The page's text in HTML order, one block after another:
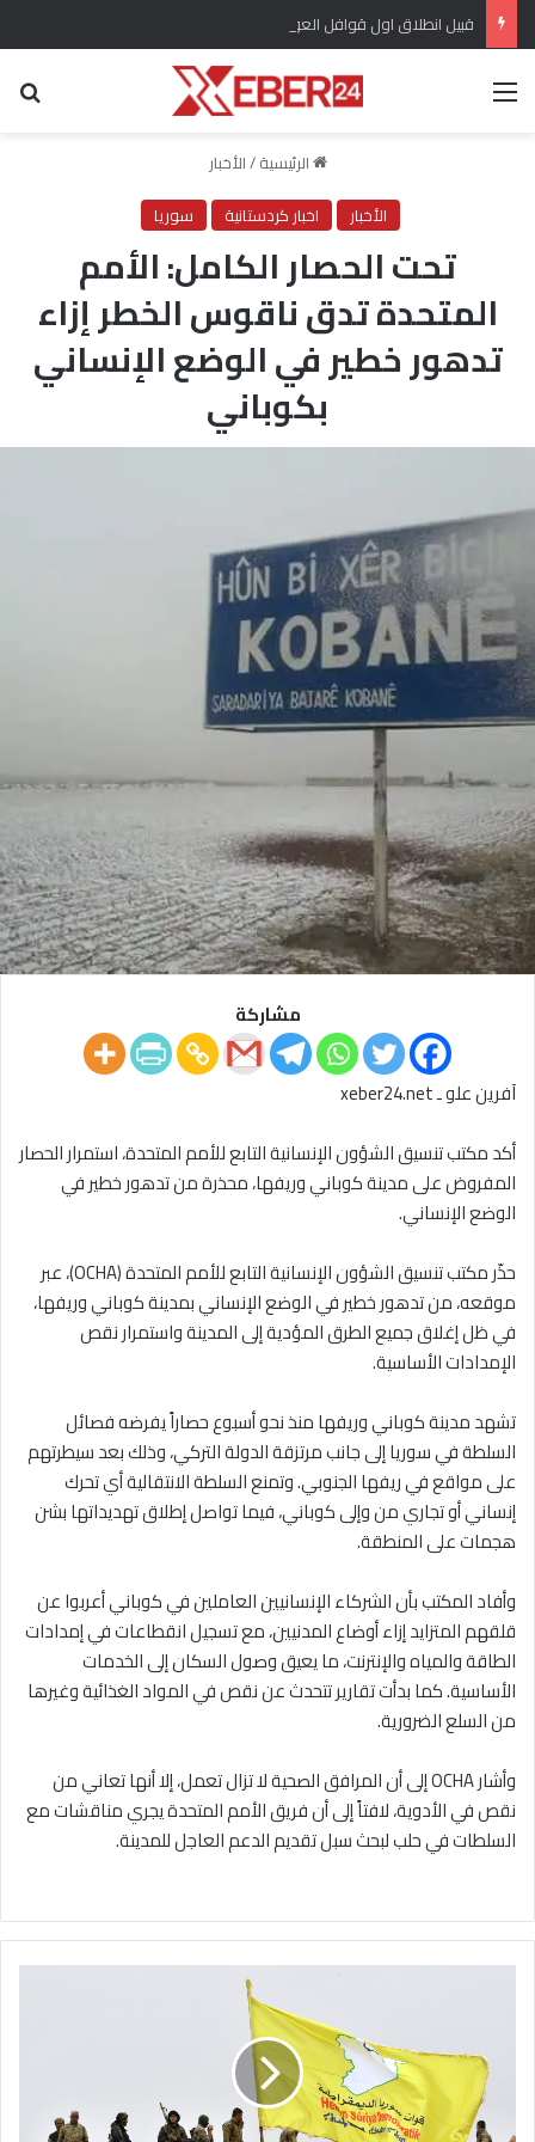
القائمة
الرئيسية/الأخبار
الأخبار
اخبار كردستانية سوريا
تحت الحصار الكامل: الأمم
المتحدة تدق ناقوس الخطر إزاء
تدهور خطير في الوضع الإنساني
بكوباني
مشاركة
آفرين علو ـ xeber24.net
أكد مكتب تنسيق الشؤون الإنسانية التابع للأمم المتحدة، استمرار الحصار
المفروض على مدينة كوباني وريفها، محذرة من تدهور خطير في
الوضع الإنساني.
حذّر مكتب تنسيق الشؤون الإنسانية التابع للأمم المتحدة (OCHA)، عبر
موقعه، من تدهور خطير في الوضع الإنساني بمدينة كوباني وريفها،
في ظل إغلاق جميع الطرق المؤدية إلى المدينة واستمرار نقص
الإمدادات الأساسية.
تشهد مدينة كوباني وريفها منذ نحو أسبوع حصاراً يفرضه فصائل
السلطة في سوريا إلى جانب مرتزقة الدولة التركي، وذلك بعد سيطرتهم
على مواقع في ريفها الجنوبي. وتمنع السلطة الانتقالية أي تحرك
إنساني أو تجاري من وإلى كوباني، فيما تواصل إطلاق تهديداتها بشن
هجمات على المنطقة.
وأفاد المكتب بأن الشركاء الإنسانيين العاملين في كوباني أعربوا عن
قلقهم المتزايد إزاء أوضاع المدنيين، مع تسجيل انقطاعات في إمدادات
الطاقة والمياه والإنترنت، ما يعيق وصول السكان إلى الخدمات
الأساسية. كما بدأت تقارير تتحدث عن نقص في المواد الغذائية وغيرها
من السلع الضرورية.
وأشار OCHA إلى أن المرافق الصحية لا تزال تعمل، إلا أنها تعاني من
نقص في الأدوية، لافتاً إلى أن فريق الأمم المتحدة يجري مناقشات مع
السلطات في حلب لبحث سبل تقديم الدعم العاجل للمدينة.
جنوب
كوباني
تصرف